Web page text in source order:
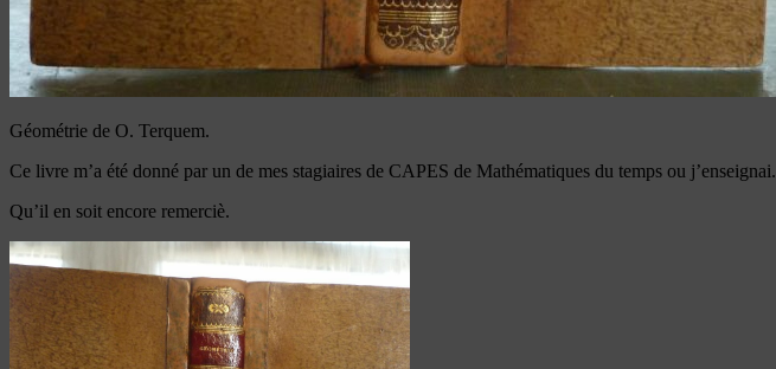
Géométrie de O. Terquem.
Ce livre m’a été donné par un de mes stagiaires de CAPES de Mathématiques du temps ou j’enseignai.
Qu’il en soit encore remerciè.